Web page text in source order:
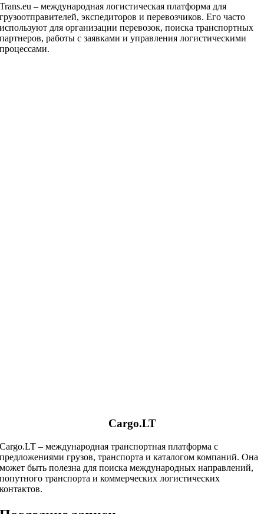
Trans.eu – международная логистическая платформа для
грузоотправителей, экспедиторов и перевозчиков. Его часто
используют для организации перевозок, поиска транспортных
партнеров, работы с заявками и управления логистическими
процессами.
Cargo.LT
Cargo.LT – международная транспортная платформа с
предложениями грузов, транспорта и каталогом компаний. Она
может быть полезна для поиска международных направлений,
попутного транспорта и коммерческих логистических
контактов.